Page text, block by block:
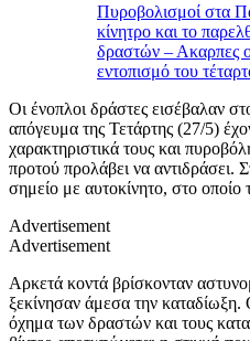
Πυροβολισμοί στα
κίνητρο και το
δραστών – Ακαρπες
εντοπισμό του
Οι ένοπλοι δράστες εισέβαλαν
απόγευμα της Τετάρτης (27/5)
χαρακτηριστικά τους και
προτού προλάβει να αντιδράσει.
σημείο με αυτοκίνητο, στο οποίο
Advertisement
Advertisement
Αρκετά κοντά βρίσκονταν
ξεκίνησαν άμεσα την καταδίωξη.
όχημα των δραστών και τους